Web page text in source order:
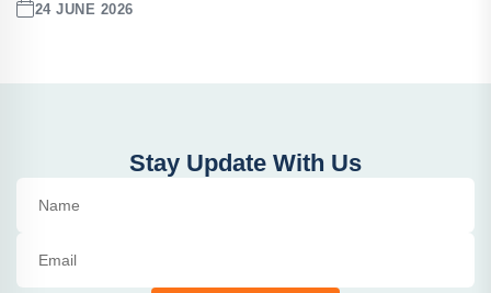
24 JUNE 2026
Stay Update With Us